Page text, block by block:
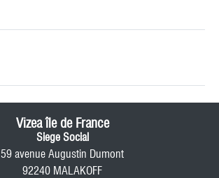
Vizea île de France
Siege Social
59 avenue Augustin Dumont
92240 MALAKOFF